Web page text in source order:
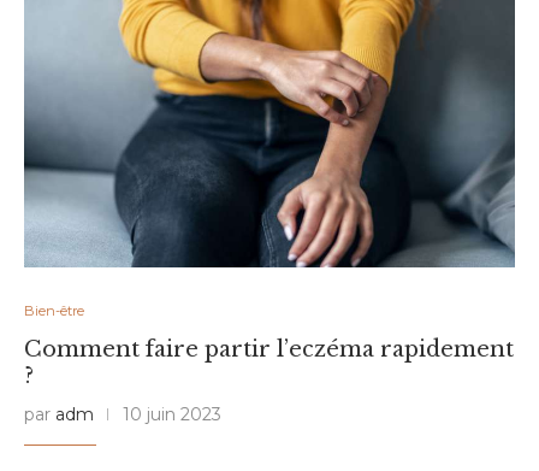
Bien-être
Comment faire partir l’eczéma rapidement
?
par adm 10 juin 2023